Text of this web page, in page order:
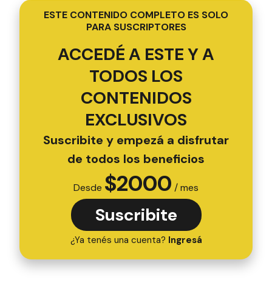
ESTE CONTENIDO COMPLETO ES SOLO
PARA SUSCRIPTORES
ACCEDÉ A ESTE Y A
TODOS LOS
CONTENIDOS
EXCLUSIVOS
Suscribite y empezá a disfrutar
de todos los beneficios
Desde $2000 / mes
Suscribite
¿Ya tenés una cuenta? Ingresá